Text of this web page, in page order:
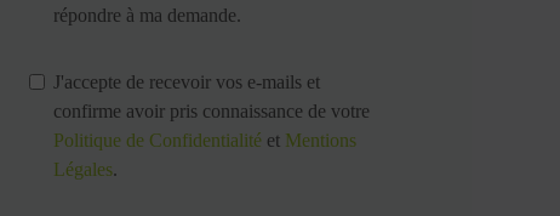
répondre à ma demande.
J'accepte de recevoir vos e-mails et
confirme avoir pris connaissance de votre
Politique de Confidentialité et Mentions
Légales.